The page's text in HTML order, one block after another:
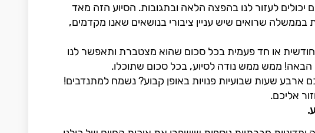
יכולים לעזור לנו בהפצה הלאה ובתגובות. הסיוע הזה מאד
שרואים שיש עניין ציבורי בנושאים שאנו מקדמים,
או חד פעמית בכל סכום שהוא מצטברת ותאפשר לנו
ממש ממש נודה לסיוע, בכל סכום שתוכלו.
ארבע שעות שבועיות פנויות באופן קבוע? נשמח למתנדבים!
אליכם.